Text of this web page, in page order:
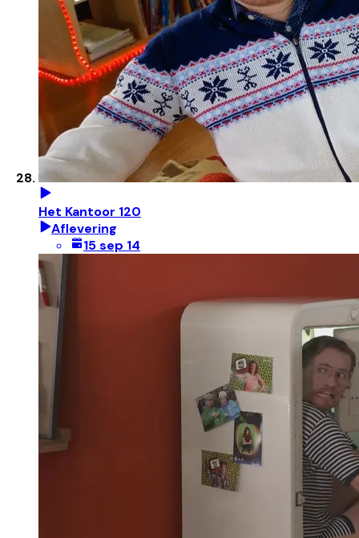
Het Kantoor 120
Aflevering
15 sep 14